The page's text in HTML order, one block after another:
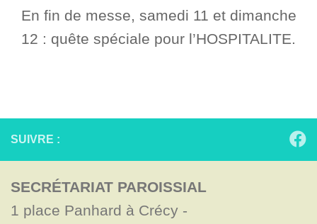
En fin de messe, samedi 11 et dimanche
12 : quête spéciale pour l’HOSPITALITE.
SUIVRE :
SECRÉTARIAT PAROISSIAL
1 place Panhard à Crécy -